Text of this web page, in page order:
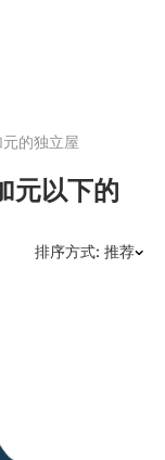
的独立屋
元以下的
排序方式: 推荐